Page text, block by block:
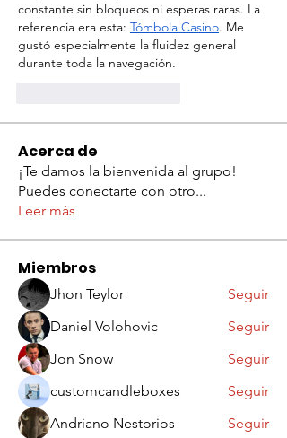
constante sin bloqueos ni esperas raras. La
referencia era esta: Tómbola Casino. Me
gustó especialmente la fluidez general
durante toda la navegación.
Acerca de
¡Te damos la bienvenida al grupo!
Puedes conectarte con otro...
Leer más
Miembros
Jhon Teylor
Seguir
Daniel Volohovic
Seguir
Jon Snow
Seguir
customcandleboxes
Seguir
Andriano Nestorios
Seguir